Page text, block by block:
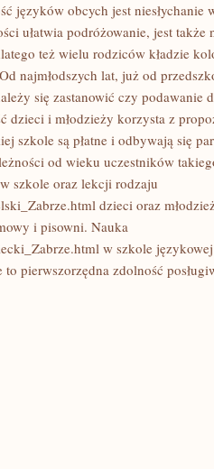
języków obcych jest
ułatwia podróżowanie, jest
też wielu rodziców kładzie
najmłodszych lat, już od
się zastanowić czy podawanie
dzieci i młodzieży korzysta z
szkole są płatne i odbywają się
od wieku uczestników
szkole oraz lekcji rodzaju
dzieci oraz
i pisowni. Nauka
w szkole
pierwszorzędna zdolność